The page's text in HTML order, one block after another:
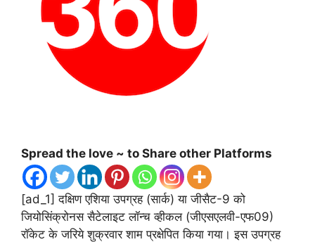
Spread the love ~ to Share other Platforms
[ad_1] दक्षिण एशिया उपग्रह (सार्क) या जीसैट-9 को
जियोसिंक्रोनस सैटेलाइट लॉन्च व्हीकल (जीएसएलवी-एफ09)
रॉकेट के जरिये शुक्रवार शाम प्रक्षेपित किया गया। इस उपग्रह